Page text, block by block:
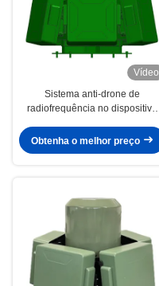
Vídeo
Sistema anti-drone de
radiofrequência no dispositivo
Obtenha o melhor preço